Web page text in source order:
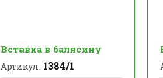
Вставка в балясину
Артикул: 1384/1